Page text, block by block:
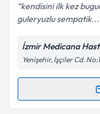
Kişisel
kendisini ilk kez
guleryuzlu sempatik...
İzmir Medicana
Yenişehir, İşçiler Cd.
Randevu